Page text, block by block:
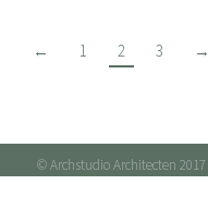
← 1 2 3 →
© Archstudio Architecten 2017